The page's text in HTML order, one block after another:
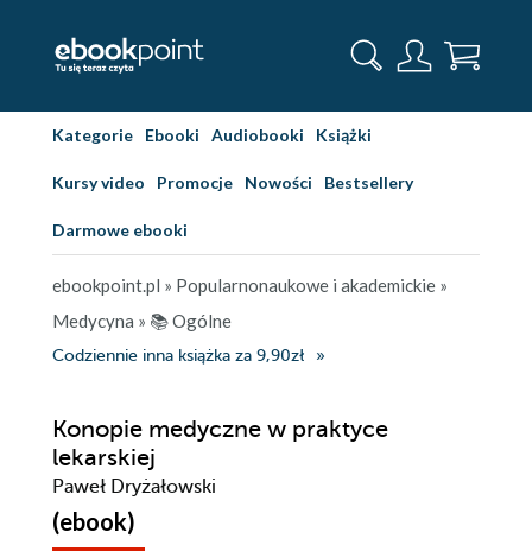
Kategorie Ebooki Audiobooki Książki
Kursy video Promocje Nowości Bestsellery
Darmowe ebooki
ebookpoint.pl » Popularnonaukowe i akademickie »
Medycyna » 📚 Ogólne
Codziennie inna książka za 9,90zł
Konopie medyczne w praktyce
lekarskiej
Paweł Dryżałowski
(ebook)